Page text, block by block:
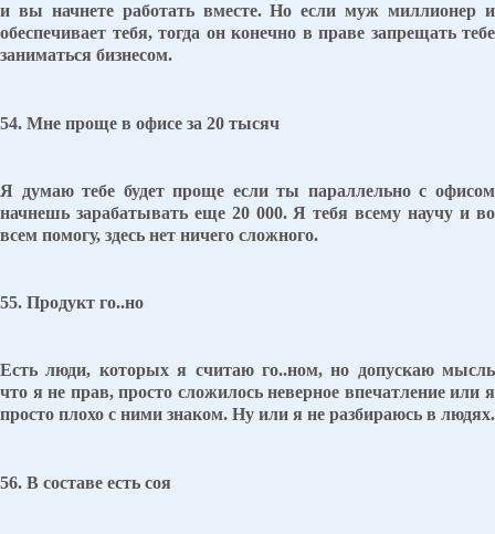
и вы начнете работать вместе. Но если муж миллионер и
обеспечивает тебя, тогда он конечно в праве запрещать тебе
заниматься бизнесом.
54. Мне проще в офисе за 20 тысяч
Я думаю тебе будет проще если ты параллельно с офисом
начнешь зарабатывать еще 20 000. Я тебя всему научу и во
всем помогу, здесь нет ничего сложного.
55. Продукт го..но
Есть люди, которых я считаю го..ном, но допускаю мысль
что я не прав, просто сложилось неверное впечатление или я
просто плохо с ними знаком. Ну или я не разбираюсь в людях.
56. В составе есть соя